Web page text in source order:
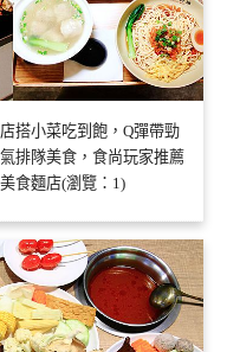
搭小菜吃到飽，Q彈帶勁
排隊美食，食尚玩家推薦
食麵店(瀏覽：1)